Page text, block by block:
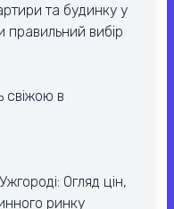
та будинку у
правильний вибір
свіжою в
Огляд цін,
ринку